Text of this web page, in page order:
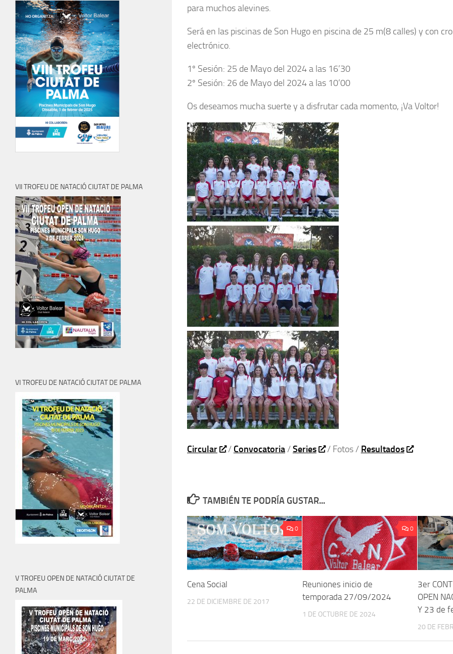
para muchos alevines.
Será en las piscinas de Son Hugo en piscina de 25 m(8 calles) y con
electrónico.
1º Sesión: 25 de Mayo del 2024 a las 16’30
2º Sesión: 26 de Mayo del 2024 a las 10’00
Os deseamos mucha suerte y a disfrutar cada momento, ¡Va Voltor!
Circular / Convocatoria/Series / Fotos / Resultados
TAMBIÉN TE PODRÍA GUSTAR...
0
Cena Social
22 DE DICIEMBRE DE 2017
0
Reuniones inicio de
temporada 27/09/2024
1 DE OCTUBRE DE 2024
3er
OPEN
Y 23 de
20 DE
VII TROFEU DE NATACIÓ CIUTAT DE PALMA
VI TROFEU DE NATACIÓ CIUTAT DE PALMA
V TROFEU OPEN DE NATACIÓ CIUTAT DE
PALMA